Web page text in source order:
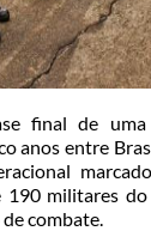
final de
anos entre
190 militares
combate.